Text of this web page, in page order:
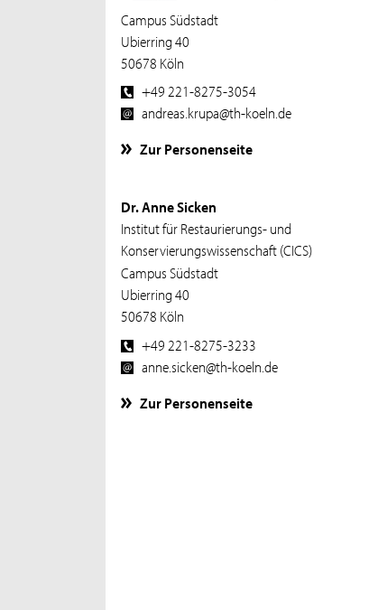
Campus Südstadt
Ubierring 40
50678 Köln
+49 221-8275-3054
andreas.krupa@th-koeln.de
Zur Personenseite
Dr. Anne Sicken
Institut für Restaurierungs- und
Konservierungswissenschaft (CICS)
Campus Südstadt
Ubierring 40
50678 Köln
+49 221-8275-3233
anne.sicken@th-koeln.de
Zur Personenseite